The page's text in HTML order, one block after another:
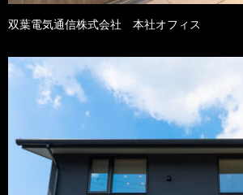
双葉電気通信株式会社 本社オフィス